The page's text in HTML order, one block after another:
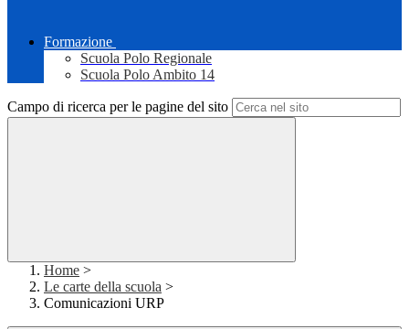
Formazione
Scuola Polo Regionale
Scuola Polo Ambito 14
Campo di ricerca per le pagine del sito
Home >
Le carte della scuola >
Comunicazioni URP